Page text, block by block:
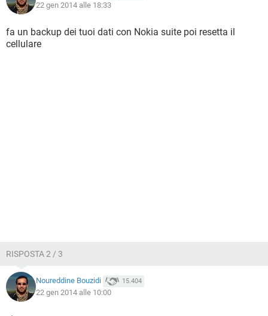
22 gen 2014 alle 18:33
fa un backup dei tuoi dati con Nokia suite poi resetta il
cellulare
RISPOSTA 2 / 3
Noureddine Bouzidi 15.404
22 gen 2014 alle 10:00